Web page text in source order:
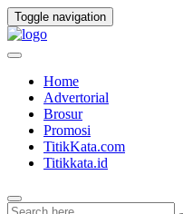
Toggle navigation
Home
Advertorial
Brosur
Promosi
TitikKata.com
Titikkata.id